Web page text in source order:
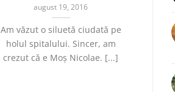
august 19, 2016
Am văzut o siluetă ciudată pe
holul spitalului. Sincer, am
crezut că e Moș Nicolae. [...]